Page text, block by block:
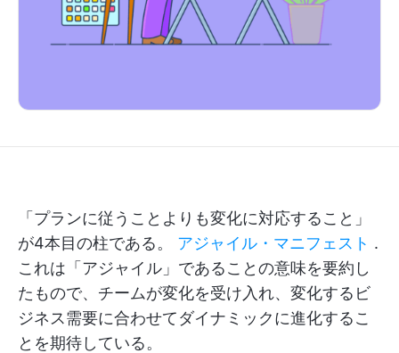
「プランに従うことよりも変化に対応すること」
が4本目の柱である。 アジャイル・マニフェスト .
これは「アジャイル」であることの意味を要約し
たもので、チームが変化を受け入れ、変化するビ
ジネス需要に合わせてダイナミックに進化するこ
とを期待している。